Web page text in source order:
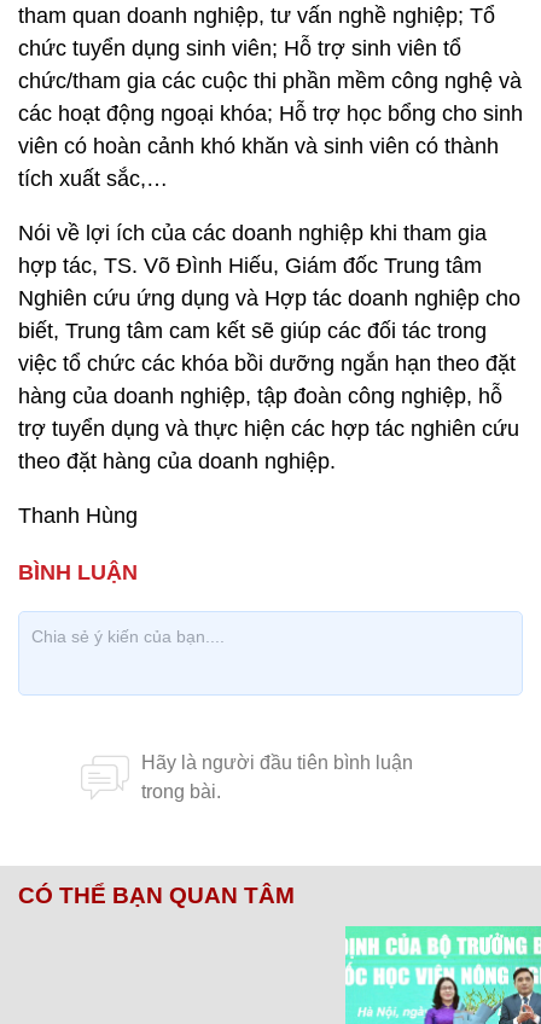
tham quan doanh nghiệp, tư vấn nghề nghiệp; Tổ
chức tuyển dụng sinh viên; Hỗ trợ sinh viên tổ
chức/tham gia các cuộc thi phần mềm công nghệ và
các hoạt động ngoại khóa; Hỗ trợ học bổng cho sinh
viên có hoàn cảnh khó khăn và sinh viên có thành
tích xuất sắc,…
Nói về lợi ích của các doanh nghiệp khi tham gia
hợp tác, TS. Võ Đình Hiếu, Giám đốc Trung tâm
Nghiên cứu ứng dụng và Hợp tác doanh nghiệp cho
biết, Trung tâm cam kết sẽ giúp các đối tác trong
việc tổ chức các khóa bồi dưỡng ngắn hạn theo đặt
hàng của doanh nghiệp, tập đoàn công nghiệp, hỗ
trợ tuyển dụng và thực hiện các hợp tác nghiên cứu
theo đặt hàng của doanh nghiệp.
Thanh Hùng
CÓ THỂ BẠN QUAN TÂM